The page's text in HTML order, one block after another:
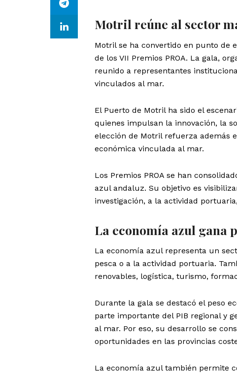
Motril reúne al sector
Motril se ha convertido en punto de
de los VII Premios PROA. La gala,
reunido a representantes
vinculados al mar.
El Puerto de Motril ha sido el
quienes impulsan la innovación, la
elección de Motril refuerza además
económica vinculada al mar.
Los Premios PROA se han
azul andaluz. Su objetivo es
investigación, a la actividad
La economía azul gana
La economía azul representa un
pesca o a la actividad portuaria.
renovables, logística, turismo,
Durante la gala se destacó el peso
parte importante del PIB regional y
al mar. Por eso, su desarrollo se
oportunidades en las provincias
La economía azul también permite